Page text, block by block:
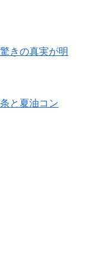
きの真実が明
と夏油コン